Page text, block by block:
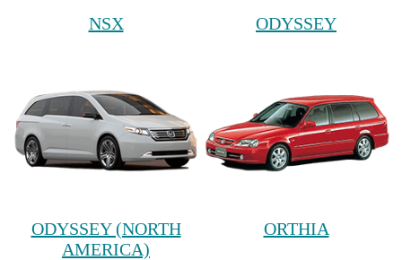
NSX ODYSSEY
ODYSSEY (NORTH
AMERICA)
ORTHIA